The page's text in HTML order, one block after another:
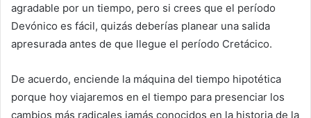
agradable por un tiempo, pero si crees que el período
Devónico es fácil, quizás deberías planear una salida
apresurada antes de que llegue el período Cretácico.
De acuerdo, enciende la máquina del tiempo hipotética
porque hoy viajaremos en el tiempo para presenciar los
cambios más radicales jamás conocidos en la historia de la